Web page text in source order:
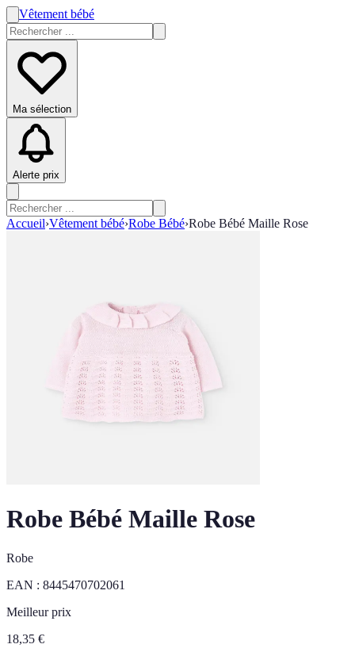
Vêtement bébé
Ma sélection
Alerte prix
Accueil›Vêtement bébé›Robe Bébé›Robe Bébé Maille Rose
Robe Bébé Maille Rose
Robe
EAN : 8445470702061
Meilleur prix
18,35 €